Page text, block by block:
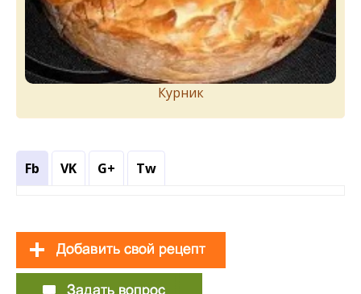
Курник
Fb VK G+ Tw